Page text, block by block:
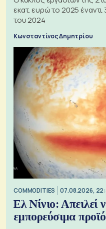
εκατ. ευρώ το 2025
του 2024
Κωνσταντίνος Δημητρίου
COMMODITIES 07.08.2026,
Ελ Νίνιο: Απειλεί
εμπορεύσιμα